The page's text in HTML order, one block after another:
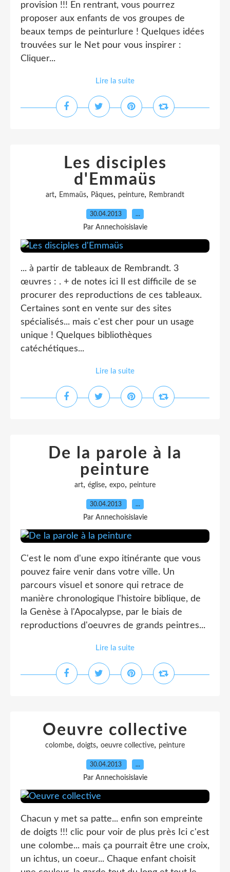
provision !!! En rentrant, vous pourrez
proposer aux enfants de vos groupes de
beaux temps de peinturlure ! Quelques idées
trouvées sur le Net pour vous inspirer :
Cliquer...
Lire la suite
Les disciples
d'Emmaüs
art, Emmaüs, Pâques, peinture, Rembrandt
30.04.2013 …
Par Annechoisislavie
... à partir de tableaux de Rembrandt. 3
œuvres : . + de notes ici Il est difficile de se
procurer des reproductions de ces tableaux.
Certaines sont en vente sur des sites
spécialisés... mais c'est cher pour un usage
unique ! Quelques bibliothèques
catéchétiques...
Lire la suite
De la parole à la
peinture
art, église, expo, peinture
30.04.2013 …
Par Annechoisislavie
C'est le nom d'une expo itinérante que vous
pouvez faire venir dans votre ville. Un
parcours visuel et sonore qui retrace de
manière chronologique l'histoire biblique, de
la Genèse à l'Apocalypse, par le biais de
reproductions d'oeuvres de grands peintres...
Lire la suite
Oeuvre collective
colombe, doigts, oeuvre collective, peinture
30.04.2013 …
Par Annechoisislavie
Chacun y met sa patte... enfin son empreinte
de doigts !!! clic pour voir de plus près Ici c'est
une colombe... mais ça pourrait être une croix,
un ichtus, un coeur... Chaque enfant choisit